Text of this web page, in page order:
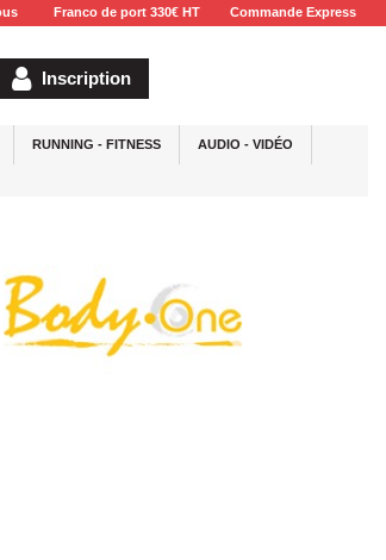
Franco de port 330€ HT Commande Express
Inscription
RUNNING - FITNESS AUDIO - VIDÉO